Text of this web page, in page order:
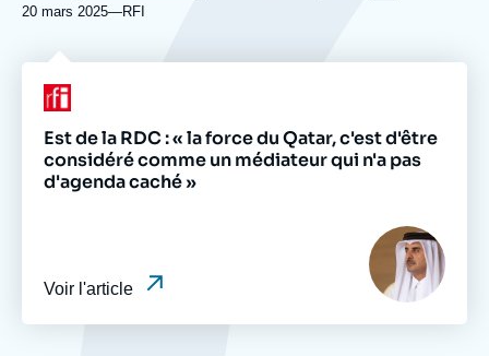
Logo
Est de la RDC : « la force du Qatar, c'est d'être
considéré comme un médiateur qui n'a pas
d'agenda caché »
Voir l'article
Image
principale
médiatique
20 mars 2025—Nom
RFI